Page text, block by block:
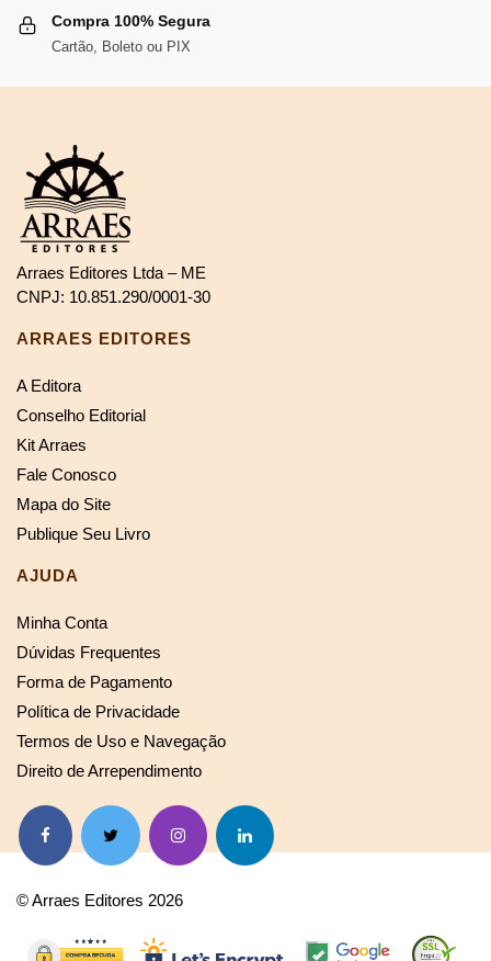
Compra 100% Segura
Cartão, Boleto ou PIX
Arraes Editores Ltda – ME
CNPJ: 10.851.290/0001-30
ARRAES EDITORES
A Editora
Conselho Editorial
Kit Arraes
Fale Conosco
Mapa do Site
Publique Seu Livro
AJUDA
Minha Conta
Dúvidas Frequentes
Forma de Pagamento
Política de Privacidade
Termos de Uso e Navegação
Direito de Arrependimento
© Arraes Editores 2026